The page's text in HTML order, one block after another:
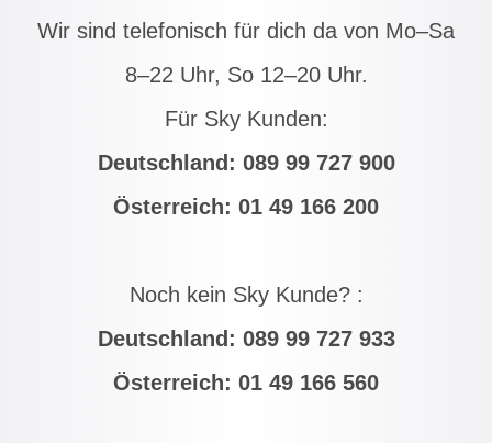
Wir sind telefonisch für dich da von Mo–Sa
8–22 Uhr, So 12–20 Uhr.
Für Sky Kunden:
Deutschland: 089 99 727 900
Österreich: 01 49 166 200
Noch kein Sky Kunde? :
Deutschland: 089 99 727 933
Österreich: 01 49 166 560